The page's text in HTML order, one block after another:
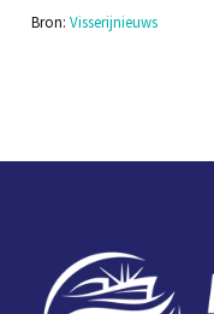
Bron: Visserijnieuws